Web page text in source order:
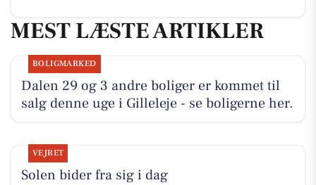
MEST LÆSTE ARTIKLER
BOLIGMARKED
Dalen 29 og 3 andre boliger er kommet til
salg denne uge i Gilleleje - se boligerne her.
VEJRET
Solen bider fra sig i dag